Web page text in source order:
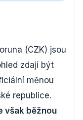
(CZK) jsou
zdají být
měnou
republice.
však běžnou